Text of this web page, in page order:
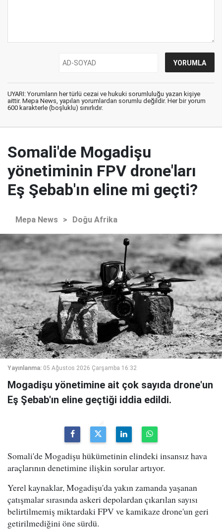
UYARI: Yorumların her türlü cezai ve hukuki sorumluluğu yazan kişiye
aittir. Mepa News, yapılan yorumlardan sorumlu değildir. Her bir yorum
600 karakterle (boşluklu) sınırlıdır.
Somali'de Mogadişu
yönetiminin FPV drone'ları
Eş Şebab'ın eline mi geçti?
Mepa News > Doğu Afrika
Yayınlanma: 05 Ağustos 2026 Çarşamba 16:32
Mogadişu yönetimine ait çok sayıda drone'un
Eş Şebab'ın eline geçtiği iddia edildi.
Somali'de Mogadişu hükümetinin elindeki insansız hava
araçlarının denetimine ilişkin sorular artıyor.
Yerel kaynaklar, Mogadişu'da yakın zamanda yaşanan
çatışmalar sırasında askeri depolardan çıkarılan sayısı
belirtilmemiş miktardaki FPV ve kamikaze drone'un geri
getirilmediğini öne sürdü.